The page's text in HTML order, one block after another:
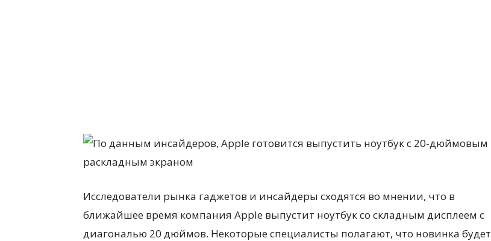
Исследователи рынка гаджетов и инсайдеры сходятся во мнении, что в
ближайшее время компания Apple выпустит ноутбук со складным дисплеем с
диагональю 20 дюймов. Некоторые специалисты полагают, что новинка будет